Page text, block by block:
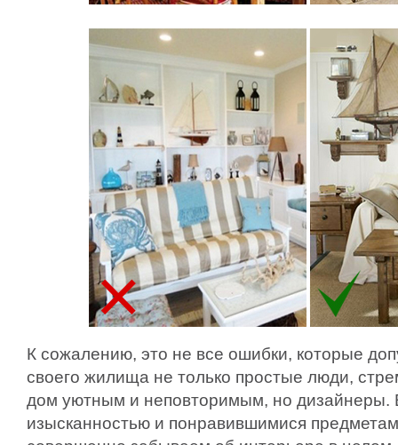
К сожалению, это не все ошибки, которые
своего жилища не только простые люди,
дом уютным и неповторимым, но дизайнеры.
изысканностью и понравившимися